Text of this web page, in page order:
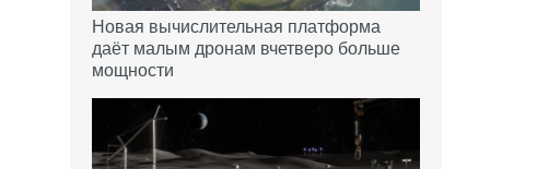
Новая вычислительная платформа
даёт малым дронам вчетверо больше
мощности